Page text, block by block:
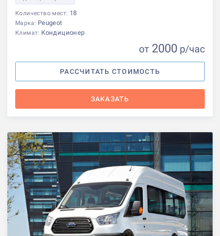
Количество мест: 18
Марка: Peugeot
Климат: Кондиционер
от 2000 р/час
РАССЧИТАТЬ СТОИМОСТЬ
ЗАКАЗАТЬ